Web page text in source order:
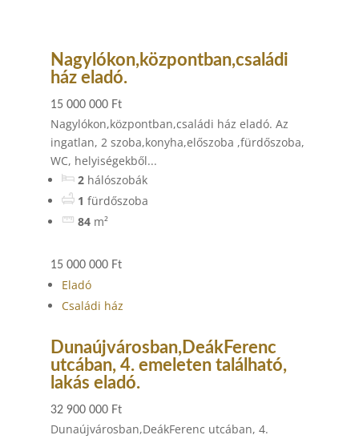
Nagylókon,központban,családi
ház eladó.
15 000 000 Ft
Nagylókon,központban,családi ház eladó. Az
ingatlan, 2 szoba,konyha,előszoba ,fürdőszoba,
WC, helyiségekből...
2 hálószobák
1 fürdőszoba
84 m²
15 000 000 Ft
Eladó
Családi ház
Dunaújvárosban,DeákFerenc
utcában, 4. emeleten található,
lakás eladó.
32 900 000 Ft
Dunaújvárosban,DeákFerenc utcában, 4.